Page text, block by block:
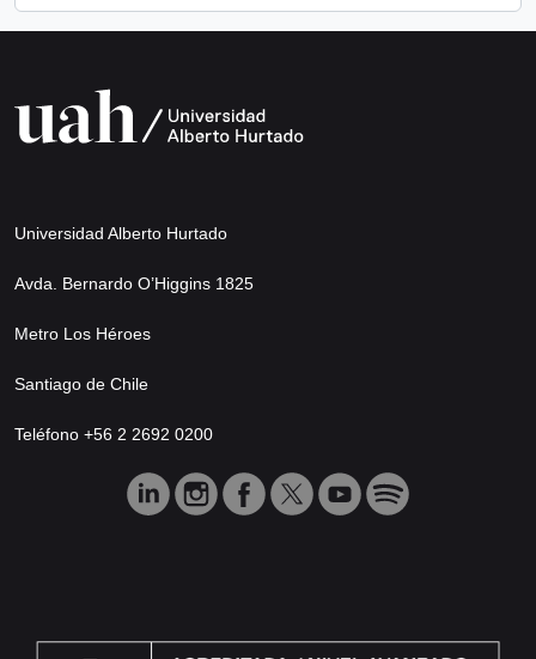
Universidad Alberto Hurtado
Avda. Bernardo O’Higgins 1825
Metro Los Héroes
Santiago de Chile
Teléfono +56 2 2692 0200